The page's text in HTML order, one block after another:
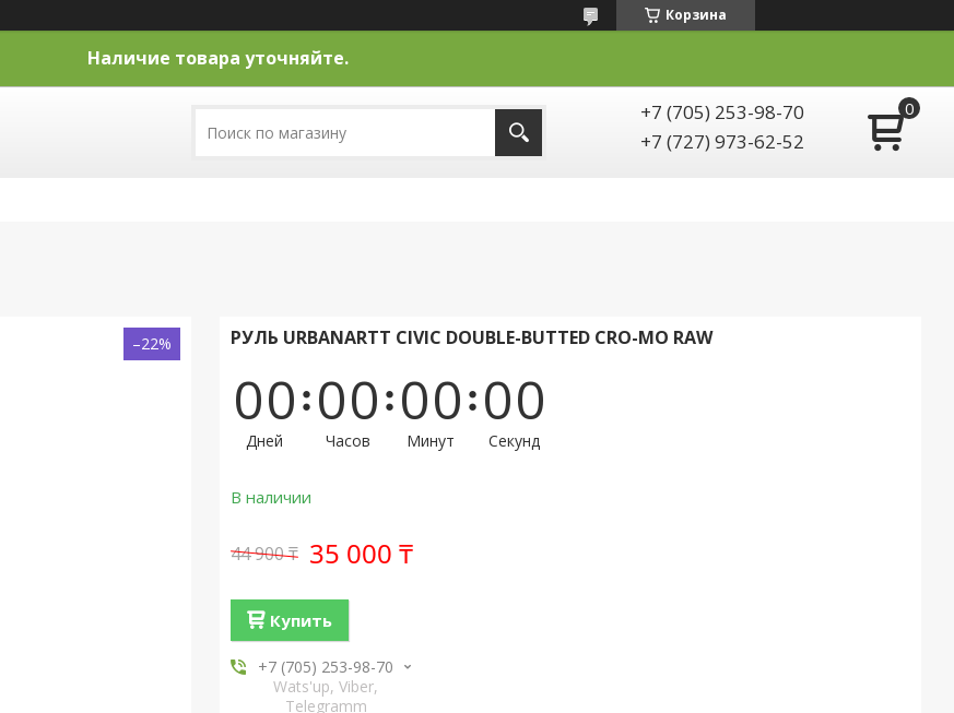
Корзина
Наличие товара уточняйте.
+7 (705) 253-98-70
+7 (727) 973-62-52
–22% РУЛЬ URBANARTT CIVIC DOUBLE-BUTTED CRO-MO RAW
00
Дней
00
Часов
00
Минут
00
Секунд
В наличии
44 900 ₸ 35 000 ₸
Купить
+7 (705) 253-98-70
Wats'up, Viber,
Telegramm